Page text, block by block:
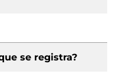
se registra?